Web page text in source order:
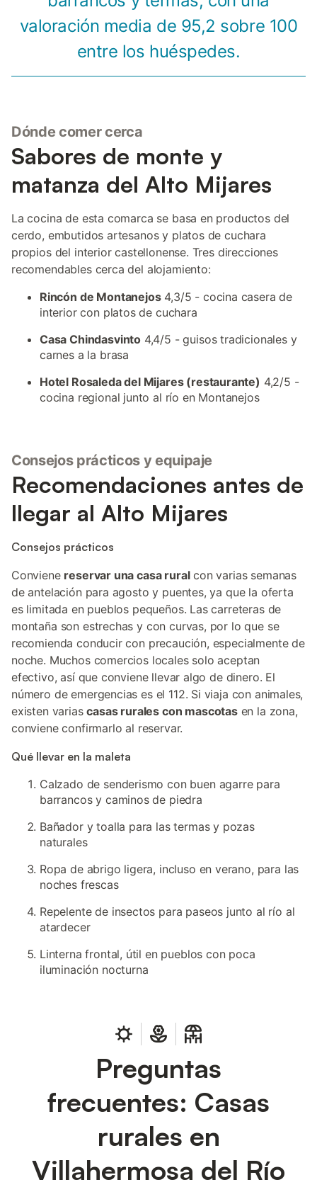
valoración media de 95,2 sobre 100
entre los huéspedes.
Dónde comer cerca
Sabores de monte y
matanza del Alto Mijares
La cocina de esta comarca se basa en productos del
cerdo, embutidos artesanos y platos de cuchara
propios del interior castellonense. Tres direcciones
recomendables cerca del alojamiento:
Rincón de Montanejos4,3/5 - cocina casera de
interior con platos de cuchara
Casa Chindasvinto 4,4/5 - guisos tradicionales y
carnes a la brasa
Hotel Rosaleda del Mijares (restaurante) 4,2/5 -
cocina regional junto al río en Montanejos
Consejos prácticos y equipaje
Recomendaciones antes de
llegar al Alto Mijares
Consejos prácticos
Conviene reservar una casa ruralcon varias semanas
de antelación para agosto y puentes, ya que la oferta
es limitada en pueblos pequeños. Las carreteras de
montaña son estrechas y con curvas, por lo que se
recomienda conducir con precaución, especialmente de
noche. Muchos comercios locales solo aceptan
efectivo, así que conviene llevar algo de dinero. El
número de emergencias es el 112. Si viaja con animales,
existen variascasas rurales con mascotasen la zona,
conviene confirmarlo al reservar.
Qué llevar en la maleta
Calzado de senderismo con buen agarre para
barrancos y caminos de piedra
Bañador y toalla para las termas y pozas
naturales
Ropa de abrigo ligera, incluso en verano, para las
noches frescas
Repelente de insectos para paseos junto al río al
atardecer
Linterna frontal, útil en pueblos con poca
iluminación nocturna
Preguntas
frecuentes: Casas
rurales en
Villahermosa del Río